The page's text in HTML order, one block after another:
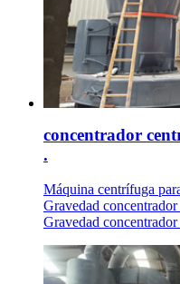
concentrador
.
Máquina centrífuga
Gravedad
Gravedad